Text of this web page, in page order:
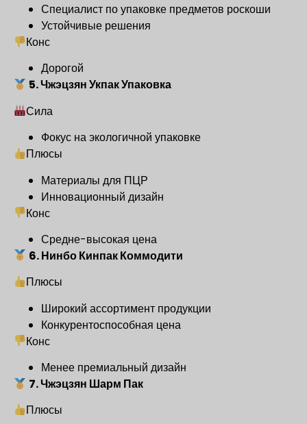
Специалист по упаковке предметов роскоши
Устойчивые решения
Конс
Дорогой
5. Чжэцзян Укпак Упаковка
Сила
Фокус на экологичной упаковке
Плюсы
Материалы для ПЦР
Инновационный дизайн
Конс
Средне-высокая цена
6. Нинбо Кинпак Коммодити
Плюсы
Широкий ассортимент продукции
Конкурентоспособная цена
Конс
Менее премиальный дизайн
7. Чжэцзян Шарм Пак
Плюсы